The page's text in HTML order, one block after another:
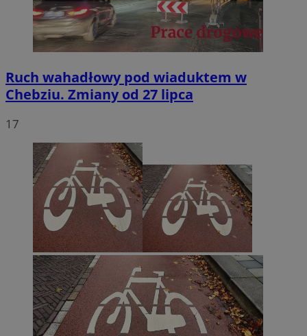
Ruch wahadłowy pod wiaduktem w
Chebziu. Zmiany od 27 lipca
17